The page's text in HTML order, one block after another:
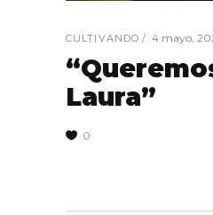
CULTIVANDO 4 mayo,
Laura”
0